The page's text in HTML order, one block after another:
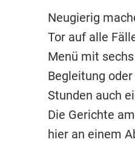
Neugierig
Tor auf alle
Menü mit
Begleitung
Stunden auch
Die Gerichte
hier an einem